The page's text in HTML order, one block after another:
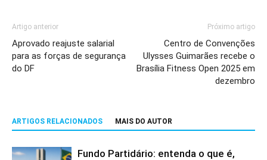
Artigo anterior
Aprovado reajuste salarial
para as forças de segurança
do DF
Próximo artigo
Centro de Convenções
Ulysses Guimarães recebe o
Brasília Fitness Open 2025 em
dezembro
ARTIGOS RELACIONADOS MAIS DO AUTOR
Fundo Partidário: entenda o que é,